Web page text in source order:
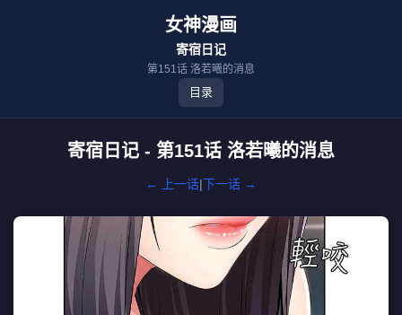
女神漫画
寄宿日记
第151话 洛若曦的消息
目录
寄宿日记 - 第151话 洛若曦的消息
← 上一话|下一话 →